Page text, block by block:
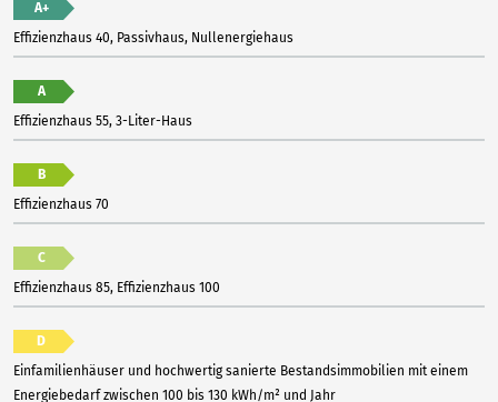
A+
Effizienzhaus 40, Passivhaus, Nullenergiehaus
A
Effizienzhaus 55, 3-Liter-Haus
B
Effizienzhaus 70
C
Effizienzhaus 85, Effizienzhaus 100
D
Einfamilienhäuser und hochwertig sanierte Bestandsimmobilien mit einem
Energiebedarf zwischen 100 bis 130 kWh/m² und Jahr